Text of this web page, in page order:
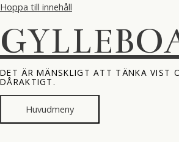
Hoppa till innehåll
DET ÄR MÄNSKLIGT ATT TÄNKA VIST
DÅRAKTIGT.
Huvudmeny